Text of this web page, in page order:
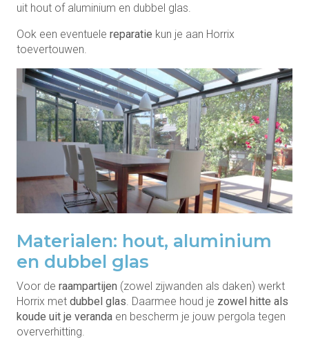
uit hout of aluminium en dubbel glas.
Ook een eventuele reparatie kun je aan Horrix
toevertouwen.
Materialen: hout, aluminium
en dubbel glas
Voor de raampartijen (zowel zijwanden als daken) werkt
Horrix met dubbel glas. Daarmee houd je zowel hitte als
koude uit je veranda en bescherm je jouw pergola tegen
oververhitting.